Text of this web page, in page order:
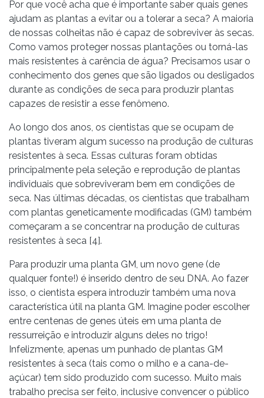
Por que você acha que é importante saber quais genes
ajudam as plantas a evitar ou a tolerar a seca? A maioria
de nossas colheitas não é capaz de sobreviver às secas.
Como vamos proteger nossas plantações ou torná-las
mais resistentes à carência de água? Precisamos usar o
conhecimento dos genes que são ligados ou desligados
durante as condições de seca para produzir plantas
capazes de resistir a esse fenômeno.
Ao longo dos anos, os cientistas que se ocupam de
plantas tiveram algum sucesso na produção de culturas
resistentes à seca. Essas culturas foram obtidas
principalmente pela seleção e reprodução de plantas
individuais que sobreviveram bem em condições de
seca. Nas últimas décadas, os cientistas que trabalham
com plantas geneticamente modificadas (GM) também
começaram a se concentrar na produção de culturas
resistentes à seca [4].
Para produzir uma planta GM, um novo gene (de
qualquer fonte!) é inserido dentro de seu DNA. Ao fazer
isso, o cientista espera introduzir também uma nova
característica útil na planta GM. Imagine poder escolher
entre centenas de genes úteis em uma planta de
ressurreição e introduzir alguns deles no trigo!
Infelizmente, apenas um punhado de plantas GM
resistentes à seca (tais como o milho e a cana-de-
açúcar) tem sido produzido com sucesso. Muito mais
trabalho precisa ser feito, inclusive convencer o público